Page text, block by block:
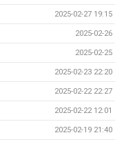
2025-02-27 19:15
2025-02-26
2025-02-25
2025-02-23 22:20
2025-02-22 22:27
2025-02-22 12:01
2025-02-19 21:40